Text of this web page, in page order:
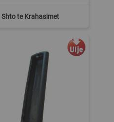
Shto te Krahasimet